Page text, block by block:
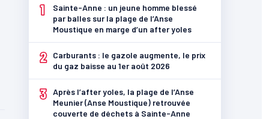
1
Sainte-Anne : un jeune homme blessé
par balles sur la plage de l’Anse
Moustique en marge d’un after yoles
2
Carburants : le gazole augmente, le prix
du gaz baisse au 1er août 2026
3 Après l’after yoles, la plage de l’Anse
Meunier (Anse Moustique) retrouvée
couverte de déchets à Sainte-Anne